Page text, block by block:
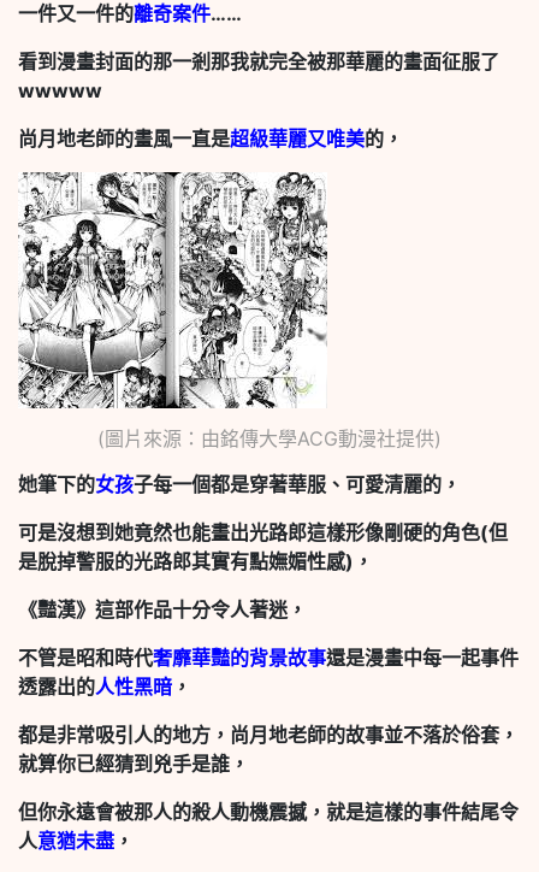
一件又一件的離奇案件……
看到漫畫封面的那一剎那我就完全被那華麗的畫面征服了
wwwww
尚月地老師的畫風一直是超級華麗又唯美的，
(圖片來源：由銘傳大學ACG動漫社提供)
她筆下的女孩子每一個都是穿著華服、可愛清麗的，
可是沒想到她竟然也能畫出光路郎這樣形像剛硬的角色(但
是脫掉警服的光路郎其實有點嫵媚性感)，
《豔漢》這部作品十分令人著迷，
不管是昭和時代奢靡華豔的背景故事還是漫畫中每一起事件
透露出的人性黑暗 ，
都是非常吸引人的地方，尚月地老師的故事並不落於俗套，
就算你已經猜到兇手是誰，
但你永遠會被那人的殺人動機震撼，就是這樣的事件結尾令
人意猶未盡 ，